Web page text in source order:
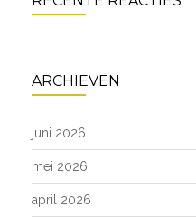
ARCHIEVEN
juni 2026
mei 2026
april 2026